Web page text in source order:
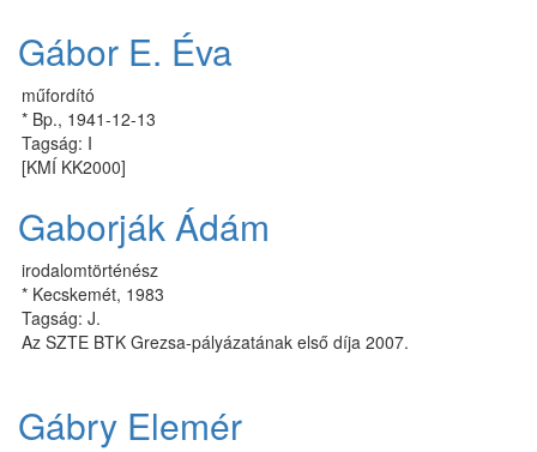
Gábor E. Éva
műfordító
* Bp., 1941-12-13
Tagság: I
[KMÍ KK2000]
Gaborják Ádám
irodalomtörténész
* Kecskemét, 1983
Tagság: J.
Az SZTE BTK Grezsa-pályázatának első díja 2007.
Gábry Elemér